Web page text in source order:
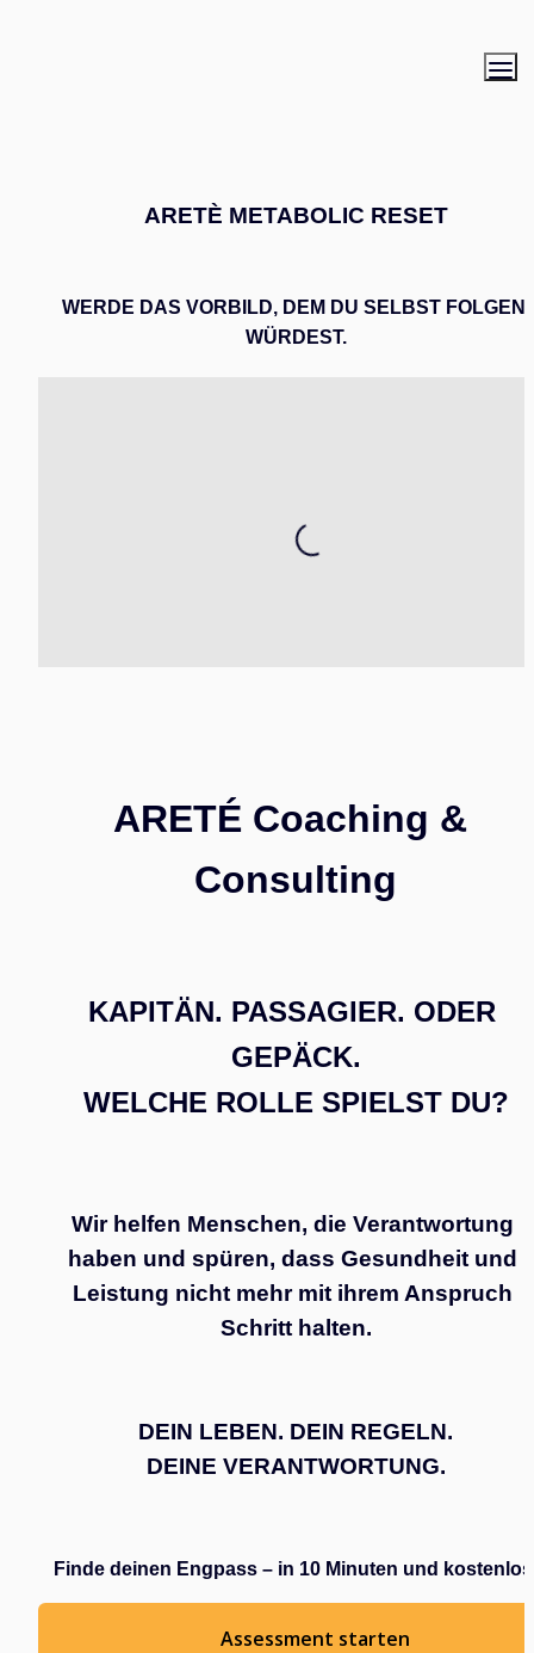
ARETÈ METABOLIC RESET
WERDE DAS VORBILD, DEM DU SELBST FOLGEN
WÜRDEST.
Loading...
ARETÉ Coaching &
Consulting
KAPITÄN. PASSAGIER. ODER
GEPÄCK.
WELCHE ROLLE SPIELST DU?
Wir helfen Menschen, die Verantwortung
haben und spüren, dass Gesundheit und
Leistung nicht mehr mit ihrem Anspruch
Schritt halten.
DEIN LEBEN. DEIN REGELN.
DEINE VERANTWORTUNG.
Finde deinen Engpass – in 10 Minuten und
Assessment starten